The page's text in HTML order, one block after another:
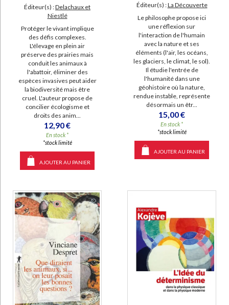
Éditeur(s) :Delachaux et
Niestlé
Protéger le vivant implique
des défis complexes.
L'élevage en plein air
préserve des prairies mais
conduit les animaux à
l'abattoir, éliminer des
espèces invasives peut aider
la biodiversité mais être
cruel. L'auteur propose de
concilier écologisme et
droits des anim...
12,90 €
En stock *
*stock limité
AJOUTER AU PANIER
Éditeur(s) :La Découverte
Le philosophe propose ici
une réflexion sur
l'interaction de l'humain
avec la nature et ses
éléments (l'air, les océans,
les glaciers, le climat, le sol).
Il étudie l'entrée de
l'humanité dans une
géohistoire où la nature,
rendue instable, représente
désormais un êtr...
15,00 €
En stock *
*stock limité
AJOUTER AU PANIER